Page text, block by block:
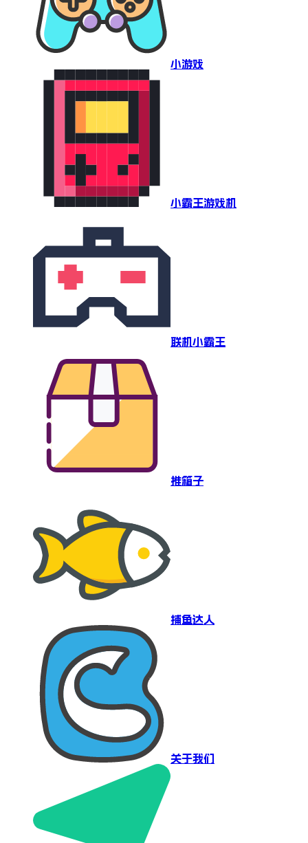
小游戏
小霸王游戏机
联机小霸王
推箱子
捕鱼达人
关于我们